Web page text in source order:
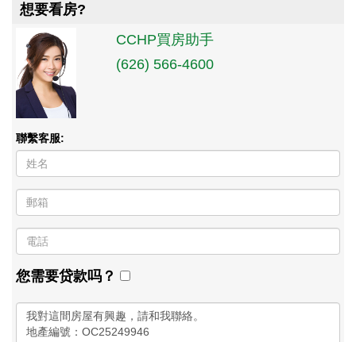
想要看房?
CCHP買房助手
(626) 566-4600
聯繫客服:
您需要贷款吗？